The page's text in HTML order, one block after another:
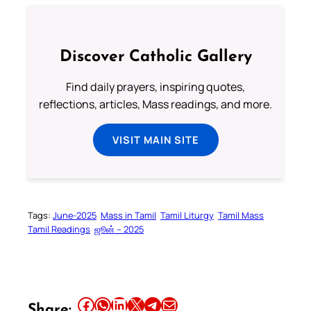
Discover Catholic Gallery
Find daily prayers, inspiring quotes,
reflections, articles, Mass readings, and more.
VISIT MAIN SITE
Tags: June-2025 Mass in Tamil Tamil Liturgy Tamil Mass
Tamil Readings ஜூன் – 2025
Share this article on Facebook Share this article on WhatsApp Share this article on LinkedIn Share this article on X Share this article on TelegramEmail this Article